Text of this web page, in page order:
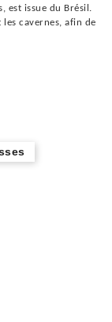
est issue du Brésil.
cavernes, afin de